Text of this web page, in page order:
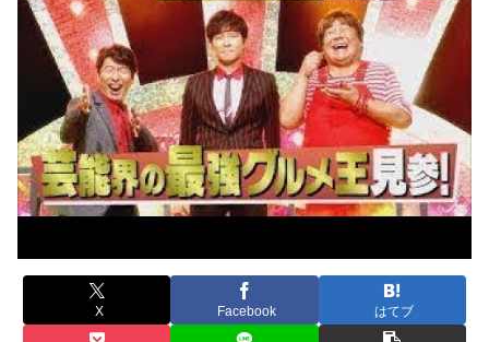
X Facebook はてブ